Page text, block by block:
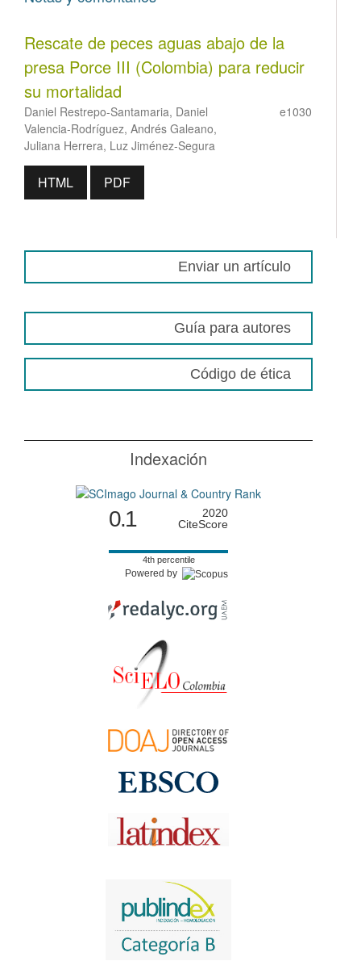
Rescate de peces aguas abajo de la
presa Porce III (Colombia) para reducir
su mortalidad
Daniel Restrepo-Santamaria, Daniel
Valencia-Rodríguez, Andrés Galeano,
Juliana Herrera, Luz Jiménez-Segura
e1030
HTML PDF
Enviar un artículo
Guía para autores
Código de ética
Indexación
0.1
2020
CiteScore
4th percentile
Powered by